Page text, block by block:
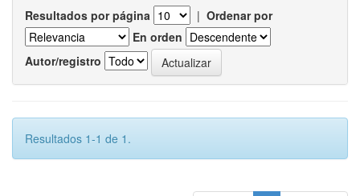
Resultados por página | Ordenar por
En orden
Autor/registro
Resultados 1-1 de 1.